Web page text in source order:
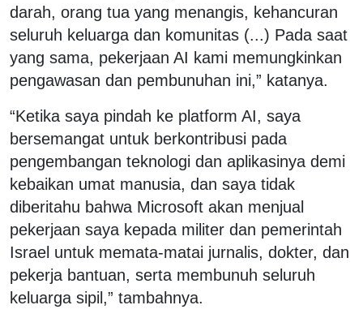
darah, orang tua yang menangis, kehancuran
seluruh keluarga dan komunitas (...) Pada saat
yang sama, pekerjaan AI kami memungkinkan
pengawasan dan pembunuhan ini,” katanya.
“Ketika saya pindah ke platform AI, saya
bersemangat untuk berkontribusi pada
pengembangan teknologi dan aplikasinya demi
kebaikan umat manusia, dan saya tidak
diberitahu bahwa Microsoft akan menjual
pekerjaan saya kepada militer dan pemerintah
Israel untuk memata-matai jurnalis, dokter, dan
pekerja bantuan, serta membunuh seluruh
keluarga sipil,” tambahnya.